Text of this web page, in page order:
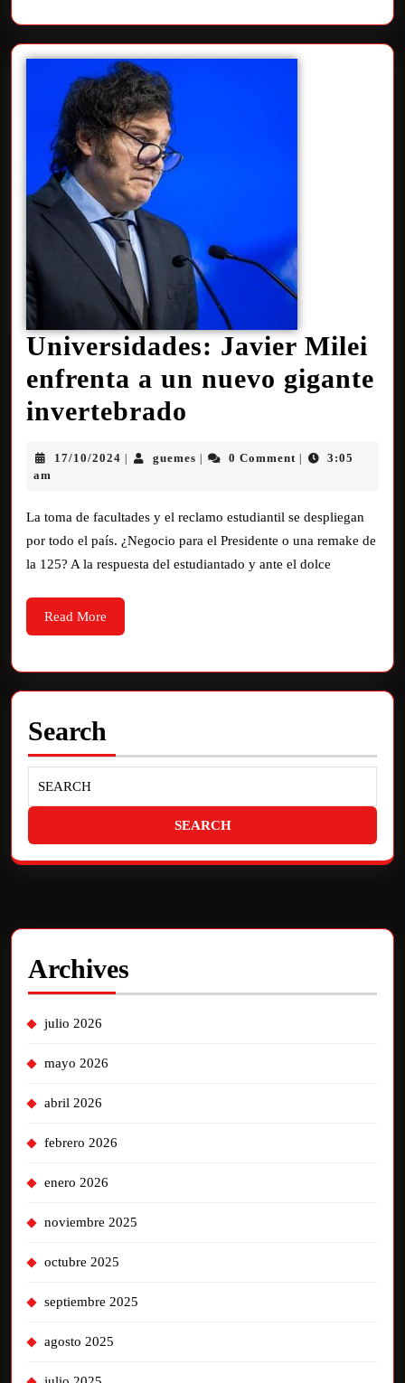
Universidades: Javier Milei
enfrenta a un nuevo gigante
invertebrado
17/10/2024 guemes 0 Comment
3:05
am
La toma de facultades y el reclamo estudiantil se despliegan
por todo el país. ¿Negocio para el Presidente o una remake de
la 125? A la respuesta del estudiantado y ante el dolce
Read More
Search
Archives
julio 2026
mayo 2026
abril 2026
febrero 2026
enero 2026
noviembre 2025
octubre 2025
septiembre 2025
agosto 2025